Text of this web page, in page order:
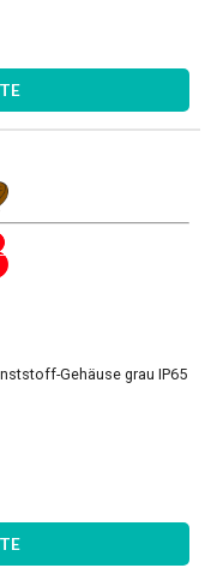
Gehäuse grau IP65